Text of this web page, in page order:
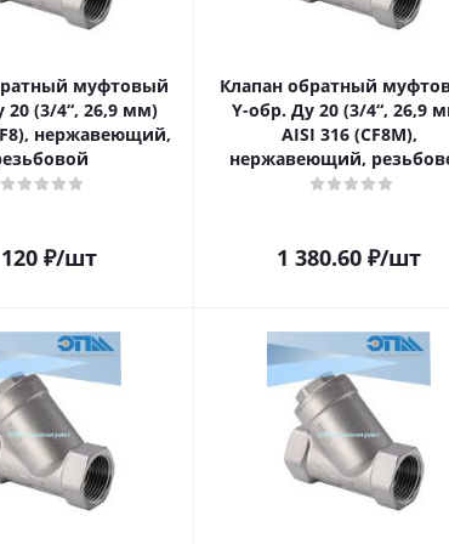
муфтовый
20 (3/4“, 26,9 мм)
нержавеющий,
₽/шт
Клапан обратный
Y-обр. Ду 20 (3/4“, 26,9
AISI 316 (CF8M),
нержавеющий,
1 380.60 ₽/шт